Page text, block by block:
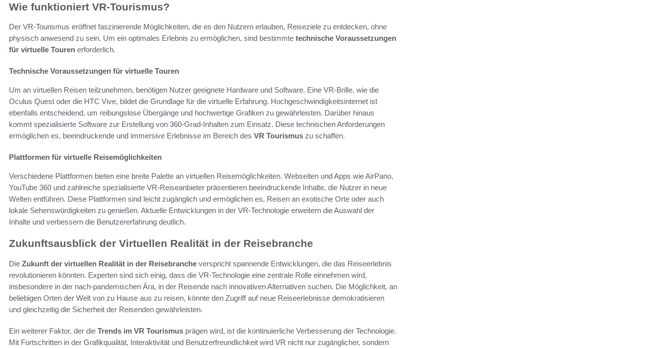
Wie funktioniert VR-Tourismus?
Der VR-Tourismus eröffnet faszinierende Möglichkeiten, die es den Nutzern erlauben, Reiseziele zu entdecken, ohne
physisch anwesend zu sein. Um ein optimales Erlebnis zu ermöglichen, sind bestimmte technische Voraussetzungen
für virtuelle Touren erforderlich.
Technische Voraussetzungen für virtuelle Touren
Um an virtuellen Reisen teilzunehmen, benötigen Nutzer geeignete Hardware und Software. Eine VR-Brille, wie die
Oculus Quest oder die HTC Vive, bildet die Grundlage für die virtuelle Erfahrung. Hochgeschwindigkeitsinternet ist
ebenfalls entscheidend, um reibungslose Übergänge und hochwertige Grafiken zu gewährleisten. Darüber hinaus
kommt spezialisierte Software zur Erstellung von 360-Grad-Inhalten zum Einsatz. Diese technischen Anforderungen
ermöglichen es, beeindruckende und immersive Erlebnisse im Bereich des VR Tourismus zu schaffen.
Plattformen für virtuelle Reisemöglichkeiten
Verschiedene Plattformen bieten eine breite Palette an virtuellen Reisemöglichkeiten. Webseiten und Apps wie AirPano,
YouTube 360 und zahlreiche spezialisierte VR-Reiseanbieter präsentieren beeindruckende Inhalte, die Nutzer in neue
Welten entführen. Diese Plattformen sind leicht zugänglich und ermöglichen es, Reisen an exotische Orte oder auch
lokale Sehenswürdigkeiten zu genießen. Aktuelle Entwicklungen in der VR-Technologie erweitern die Auswahl der
Inhalte und verbessern die Benutzererfahrung deutlich.
Zukunftsausblick der Virtuellen Realität in der Reisebranche
Die Zukunft der virtuellen Realität in der Reisebranche verspricht spannende Entwicklungen, die das Reiseerlebnis
revolutionieren könnten. Experten sind sich einig, dass die VR-Technologie eine zentrale Rolle einnehmen wird,
insbesondere in der nach-pandemischen Ära, in der Reisende nach innovativen Alternativen suchen. Die Möglichkeit, an
beliebigen Orten der Welt von zu Hause aus zu reisen, könnte den Zugriff auf neue Reiseerlebnisse demokratisieren
und gleichzeitig die Sicherheit der Reisenden gewährleisten.
Ein weiterer Faktor, der die Trends im VR Tourismus prägen wird, ist die kontinuierliche Verbesserung der Technologie.
Mit Fortschritten in der Grafikqualität, Interaktivität und Benutzerfreundlichkeit wird VR nicht nur zugänglicher, sondern